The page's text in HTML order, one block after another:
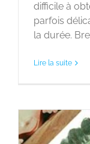
difficile à
parfois
la durée.
Lire la suite